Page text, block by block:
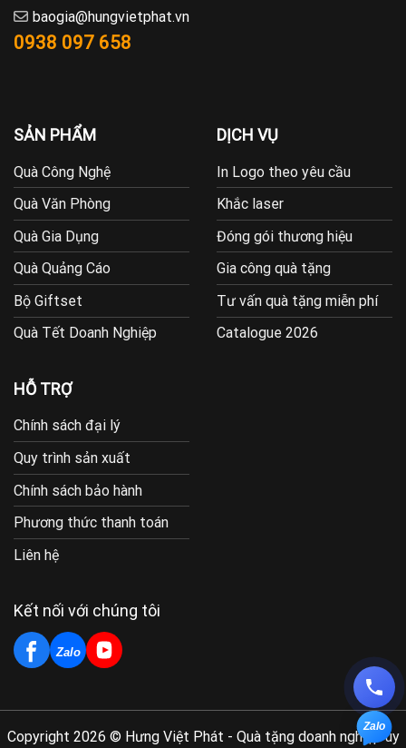
baogia@hungvietphat.vn
0938 097 658
SẢN PHẨM
Quà Công Nghệ
Quà Văn Phòng
Quà Gia Dụng
Quà Quảng Cáo
Bộ Giftset
Quà Tết Doanh Nghiệp
DỊCH VỤ
In Logo theo yêu cầu
Khắc laser
Đóng gói thương hiệu
Gia công quà tặng
Tư vấn quà tặng miễn phí
Catalogue 2026
HỖ TRỢ
Chính sách đại lý
Quy trình sản xuất
Chính sách bảo hành
Phương thức thanh toán
Liên hệ
Kết nối với chúng tôi
Zalo
Copyright 2026 © Hưng Việt Phát - Quà tặng doanh nghiệp uy
Zalo